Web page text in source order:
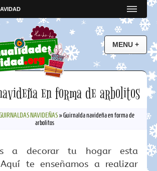
en forma de arbolitos
NAVIDEÑAS»Guirnalda navideña en forma de
arbolitos
a decorar tu hogar esta
te enseñamos a realizar